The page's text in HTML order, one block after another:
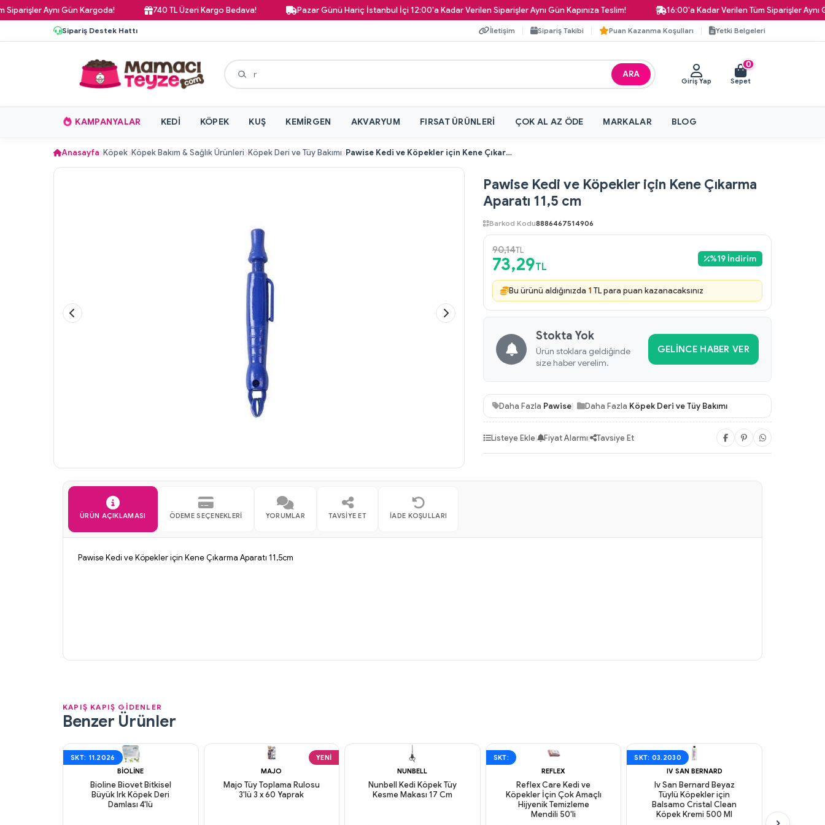
Aynı Gün Kargoda! 740 TL Üzeri Kargo Bedava! Pazar Günü Hariç İstanbul İçi 12:00'a Kadar Verilen Siparişler Aynı Gün Kapınıza Teslim! 16:00'a Kadar Verilen Tüm Siparişler Aynı Gün
Sipariş Destek Hattı İletişim Sipariş Takibi Puan Kazanma Koşulları Yetki Belgeleri
ARA
Giriş Yap
0
Sepet
KAMPANYALAR KEDI KÖPEK KUŞ KEMIRGEN AKVARYUM FIRSAT ÜRÜNLERI ÇOK AL AZ ÖDE MARKALAR BLOG
Anasayfa Köpek Köpek Bakım & Sağlık Ürünleri Köpek Deri ve Tüy Bakımı Pawise Kedi ve Köpekler için Kene Çıkarma Aparatı 11,5 cm
Pawise Kedi ve Köpekler için Kene Çıkarma
Aparatı 11,5 cm
Barkod Kodu8886467514906
90,14TL
73,29TL
%19 İndirim
Bu ürünü aldığınızda 1 TL para puan kazanacaksınız
Stokta Yok
Ürün stoklara geldiğinde
size haber verelim.
GELINCE HABER VER
Daha Fazla Pawise Daha Fazla Köpek Deri ve Tüy Bakımı
Listeye Ekle| Fiyat Alarmı| Tavsiye Et
ÜRÜN AÇIKLAMASI ÖDEME SEÇENEKLERI YORUMLAR TAVSIYE ET İADE KOŞULLARI
Pawise Kedi ve Köpekler için Kene Çıkarma Aparatı 11,5cm
KAPIŞ KAPIŞ GİDENLER
Benzer Ürünler
SKT: 11.2026
BIOLINE
Bioline Biovet Bitkisel
Büyük Irk Köpek Deri
Damlası 4'lü
YENI
MAJO
Majo Tüy Toplama Rulosu
3'lü 3 x 60 Yaprak
NUNBELL
Nunbell Kedi Köpek Tüy
Kesme Makası 17 Cm
SKT:
REFLEX
Reflex Care Kedi ve
Köpekler İçin Çok Amaçlı
Hijyenik Temizleme
Mendili 50'li
SKT: 03.2030
IV SAN BERNARD
Iv San Bernard Beyaz
Tüylü Köpekler için
Balsamo Cristal Clean
Köpek Kremi 500 Ml
Aynı Gün Kargo